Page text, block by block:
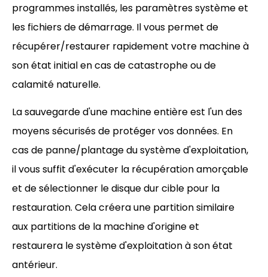
programmes installés, les paramètres système et
les fichiers de démarrage. Il vous permet de
récupérer/restaurer rapidement votre machine à
son état initial en cas de catastrophe ou de
calamité naturelle.
La sauvegarde d'une machine entière est l'un des
moyens sécurisés de protéger vos données. En
cas de panne/plantage du système d'exploitation,
il vous suffit d'exécuter la récupération amorçable
et de sélectionner le disque dur cible pour la
restauration. Cela créera une partition similaire
aux partitions de la machine d'origine et
restaurera le système d'exploitation à son état
antérieur.